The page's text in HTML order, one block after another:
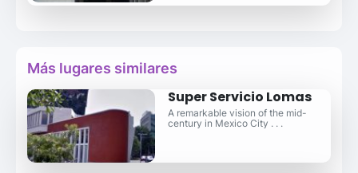
Más lugares similares
Super Servicio Lomas
A remarkable vision of the mid-
century in Mexico City . . .